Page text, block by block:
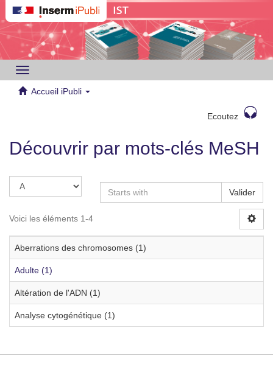
Toggle
navigation
Accueil iPubli
Ecoutez
Découvrir par mots-clés MeSH
Valider
Voici les éléments 1-4
Aberrations des chromosomes (1)
Adulte (1)
Altération de l'ADN (1)
Analyse cytogénétique (1)